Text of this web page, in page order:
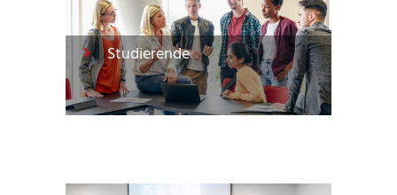
Studierende